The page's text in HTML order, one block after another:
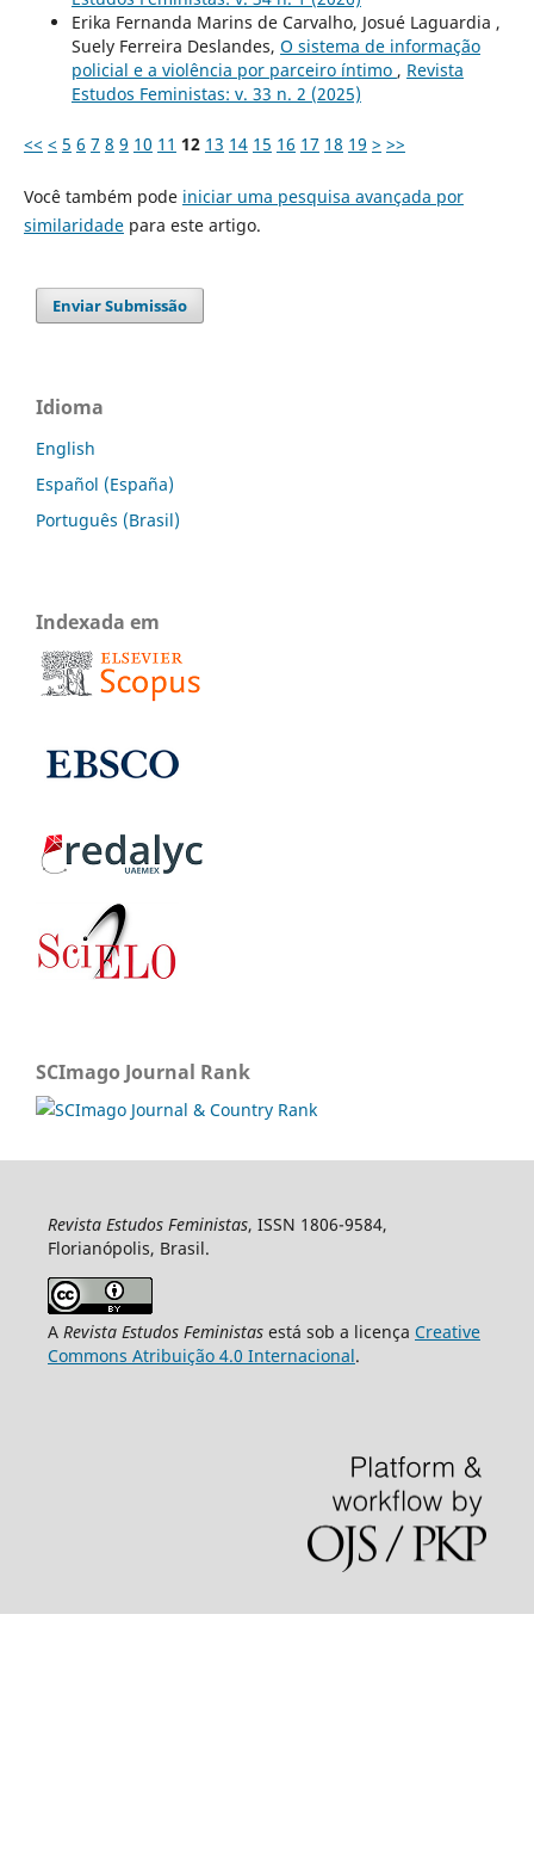
Erika Fernanda Marins de Carvalho, Josué Laguardia ,
Suely Ferreira Deslandes, O sistema de informação
policial e a violência por parceiro íntimo , Revista
Estudos Feministas: v. 33 n. 2 (2025)
<< < 5 6 7 8 9 10 11 12 13 14 15 16 17 18 19 > >>
Você também pode iniciar uma pesquisa avançada por
similaridadepara este artigo.
Enviar Submissão
Idioma
English
Español (España)
Português (Brasil)
Indexada em
SCImago Journal Rank
Revista Estudos Feministas, ISSN 1806-9584,
Florianópolis, Brasil.
A Revista Estudos Feministasestá sob a licença Creative
Commons Atribuição 4.0 Internacional.